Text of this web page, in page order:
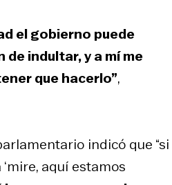
el gobierno puede
indultar, y a mí me
que hacerlo”,
indicó que “si
aquí estamos